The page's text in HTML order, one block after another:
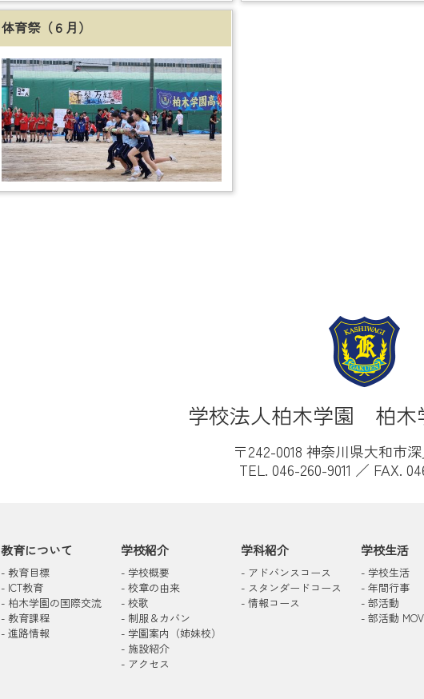
（GREEN×EXPO 2027）に柏木学園高
体育祭（６月）
学校法人柏木学園 柏木
〒242-0018 神奈川県大和市
TEL. 046-260-9011 ／ FAX.
教育について
- 教育目標
- ICT教育
- 柏木学園の国際交流
- 教育課程
- 進路情報
学校紹介
- 学校概要
- 校章の由来
- 校歌
- 制服＆カバン
- 学園案内（姉妹校）
- 施設紹介
- アクセス
学科紹介
- アドバンスコース
- スタンダードコース
- 情報コース
学校生活
- 学校生活
- 年間行事
- 部活動
- 部活動